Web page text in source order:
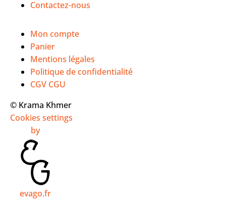
Contactez-nous
Mon compte
Panier
Mentions légales
Politique de confidentialité
CGV CGU
© Krama Khmer
Cookies settings
by
evago.fr